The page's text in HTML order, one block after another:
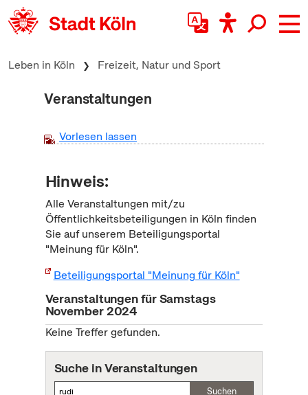
zum Inhalt springen
Leben in Köln Freizeit, Natur und Sport
Veranstaltungen
Vorlesen lassen
Hinweis:
Alle Veranstaltungen mit/zu
Öffentlichkeitsbeteiligungen in Köln finden
Sie auf unserem Beteiligungsportal
"Meinung für Köln".
Beteiligungsportal "Meinung für Köln"
Veranstaltungen für Samstags
November 2024
Keine Treffer gefunden.
Suche in Veranstaltungen
Suchen